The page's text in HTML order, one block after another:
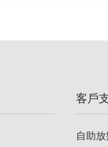
03/08/
客戶
自助放